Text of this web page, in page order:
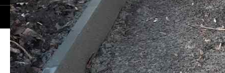
© 2021-2026 Сайт Львова - 1256